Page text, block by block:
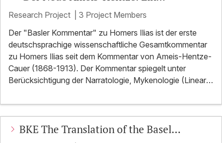
Gesamtkommentar zu Homers Ilias"
Research Project
3 Project Members
Der "Basler Kommentar" zu Homers Ilias ist der erste
deutschsprachige wissenschaftliche Gesamtkommentar
zu Homers Ilias seit dem Kommentar von Ameis-Hentze-
Cauer (1868-1913). Der Kommentar spiegelt unter
Berücksichtigung der Narratologie, Mykenologie (Linear
gegenwärtigen Kenntnisstand der Homerforschung in
umfassender Breite wider. Ausgehend von der Basis des
alten Schulkommentars von Ameis-Hentze-Cauer (1868-
BKE The Translation of the Basel